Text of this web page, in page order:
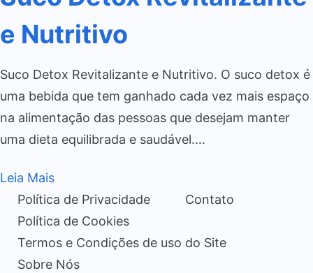
e Nutritivo
Suco Detox Revitalizante e Nutritivo. O suco detox é
uma bebida que tem ganhado cada vez mais espaço
na alimentação das pessoas que desejam manter
uma dieta equilibrada e saudável.…
Leia Mais
Política de Privacidade
Contato
Política de Cookies
Termos e Condições de uso do Site
Sobre Nós